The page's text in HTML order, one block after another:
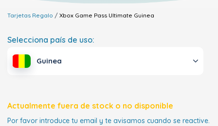
Tarjetas Regalo Xbox Game Pass Ultimate Guinea
Selecciona país de uso:
Guinea
Actualmente fuera de stock o no disponible
Por favor introduce tu email y te avisamos cuando se reactive.